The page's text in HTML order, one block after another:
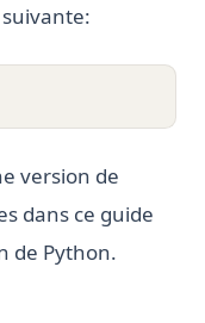
version de
dans ce guide
de Python.